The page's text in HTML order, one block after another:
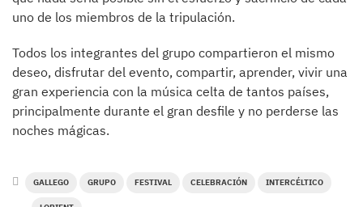
uno de los miembros de la tripulación.
Todos los integrantes del grupo compartieron el mismo
deseo, disfrutar del evento, compartir, aprender, vivir una
gran experiencia con la música celta de tantos países,
principalmente durante el gran desfile y no perderse las
noches mágicas.
GALLEGO GRUPO FESTIVAL CELEBRACIÓN INTERCÉLTICO